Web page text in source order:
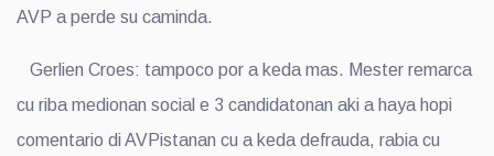
AVP a perde su caminda.
Gerlien Croes: tampoco por a keda mas. Mester remarca
cu riba medionan social e 3 candidatonan aki a haya hopi
comentario di AVPistanan cu a keda defrauda, rabia cu